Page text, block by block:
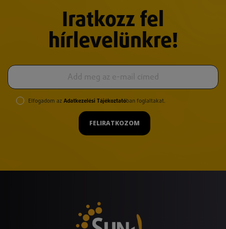
Iratkozz fel
hírlevelünkre!
Elfogadom az Adatkezelési Tájékoztatóban foglaltakat.
FELIRATKOZOM